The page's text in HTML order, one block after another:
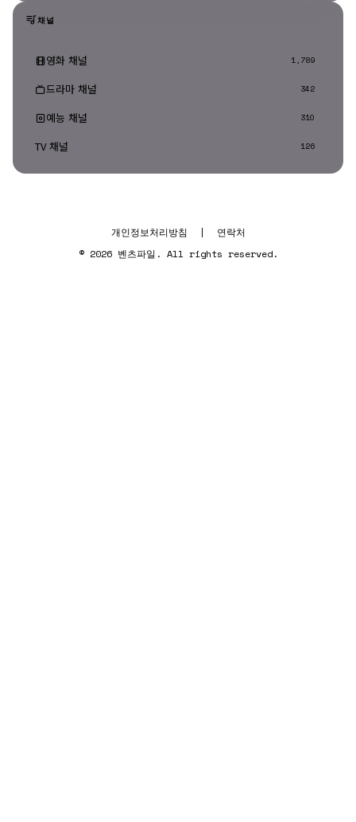
채널
영화 채널 1,789
드라마 채널 342
예능 채널 310
TV 채널 126
개인정보처리방침 |
연락처
© 2026 벤츠파일. All rights reserved.